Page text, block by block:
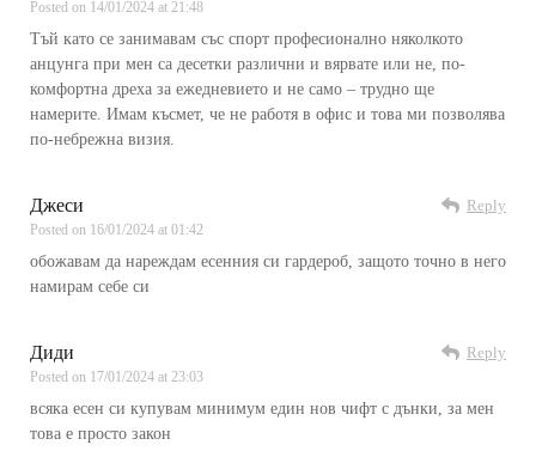
Posted on 14/01/2024 at 21:48
Тъй като се занимавам със спорт професионално няколкото
анцунга при мен са десетки различни и вярвате или не, по-
комфортна дреха за ежедневието и не само – трудно ще
намерите. Имам късмет, че не работя в офис и това ми позволява
по-небрежна визия.
Джеси
Posted on 16/01/2024 at 01:42
Reply
обожавам да нареждам есенния си гардероб, защото точно в него
намирам себе си
Диди
Posted on 17/01/2024 at 23:03
Reply
всяка есен си купувам минимум един нов чифт с дънки, за мен
това е просто закон